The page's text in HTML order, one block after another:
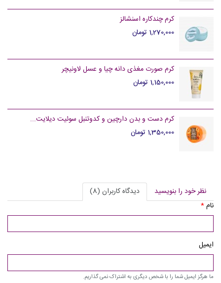
کرم چندکاره اسنشالز
1,270,000 تومان
کرم صورت مغذی دانه چیا و عسل لاونیچر
1,150,000 تومان
کرم دست و بدن دارچین و کدوتنبل سوئیت دیلایت...
1,350,000 تومان
نظر خود را بنویسید
دیدگاه کاربران (8)
نام*
ایمیل
ما هرگز ایمیل شما را با شخص دیگری به اشتراک نمی گذاریم.